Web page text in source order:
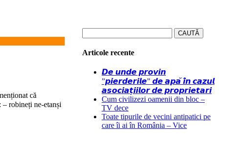
că
robineți ne-etanși
după:
Articole recente
𝘿𝙚 𝙪𝙣𝙙𝙚 𝙥𝙧𝙤𝙫𝙞𝙣
”𝙥𝙞𝙚𝙧𝙙𝙚𝙧𝙞𝙡𝙚” 𝙙𝙚 𝙖𝙥𝙖̆ 𝙞̂𝙣 𝙘𝙖𝙯𝙪𝙡
𝙖𝙨𝙤𝙘𝙞𝙖𝙩̦𝙞𝙞𝙡𝙤𝙧 𝙙𝙚 𝙥𝙧𝙤𝙥𝙧𝙞𝙚𝙩𝙖𝙧𝙞
Cum civilizezi oamenii din bloc –
TV dece
Toate tipurile de vecini antipatici pe
care îi ai în România – Vice